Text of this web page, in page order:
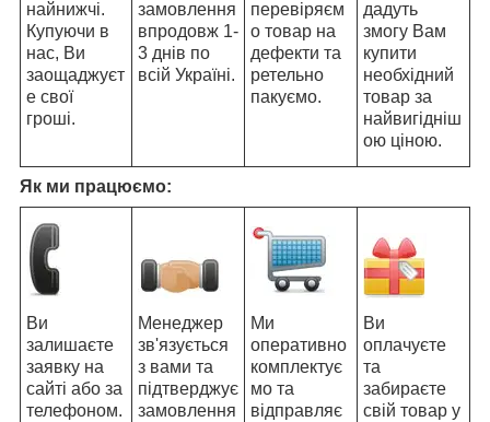
найнижчі.
Купуючи в
нас, Ви
заощаджуєт
е свої
гроші.
замовлення
впродовж 1-
3 днів по
всій Україні.
перевіряєм
о товар на
дефекти та
ретельно
пакуємо.
дадуть
змогу Вам
купити
необхідний
товар за
найвигідніш
ою ціною.
Як ми працюємо:
Ви
залишаєте
заявку на
сайті або за
телефоном.
Менеджер
зв'язується
з вами та
підтверджує
замовлення
Ми
оперативно
комплектує
мо та
відправляє
Ви
оплачуєте
та
забираєте
свій товар у